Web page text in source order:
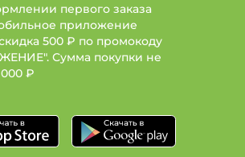
первого заказа
приложение
500 ₽ по промокоду
Сумма покупки не
₽